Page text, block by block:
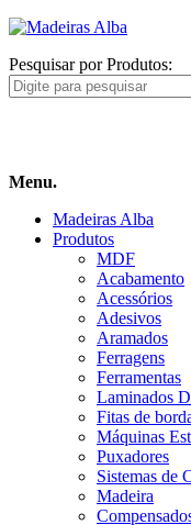
Pesquisar por Produtos:
Menu.
Madeiras Alba
Produtos
MDF
Acabamento
Acessórios
Adesivos
Aramados
Ferragens
Ferramentas
Laminados
Fitas de
Máquinas
Puxadores
Sistemas de
Madeira